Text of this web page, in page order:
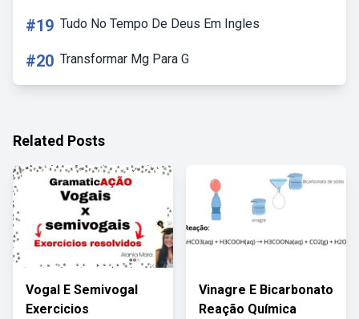
#19 Tudo No Tempo De Deus Em Ingles
#20 Transformar Mg Para G
Related Posts
Vogal E Semivogal
Exercicios
Vinagre E Bicarbonato
Reação Química